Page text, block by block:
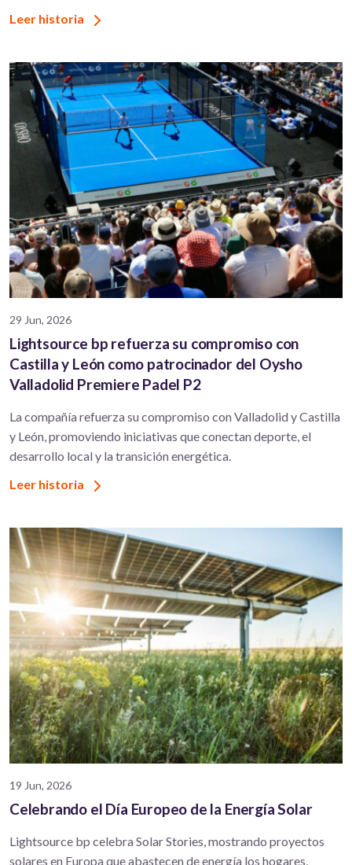
Leer historia
29 Jun, 2026
Lightsource bp refuerza su compromiso con
Castilla y León como patrocinador del Oysho
Valladolid Premiere Padel P2
La compañía refuerza su compromiso con Valladolid y Castilla
y León, promoviendo iniciativas que conectan deporte, el
desarrollo local y la transición energética.
Leer historia
19 Jun, 2026
Celebrando el Día Europeo de la Energía Solar
Lightsource bp celebra Solar Stories, mostrando proyectos
solares en Europa que abastecen de energía los hogares,